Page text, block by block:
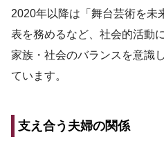
2020年以降は「舞台芸術を未
表を務めるなど、社会的活動
家族・社会のバランスを意識
ています。
支え合う夫婦の関係